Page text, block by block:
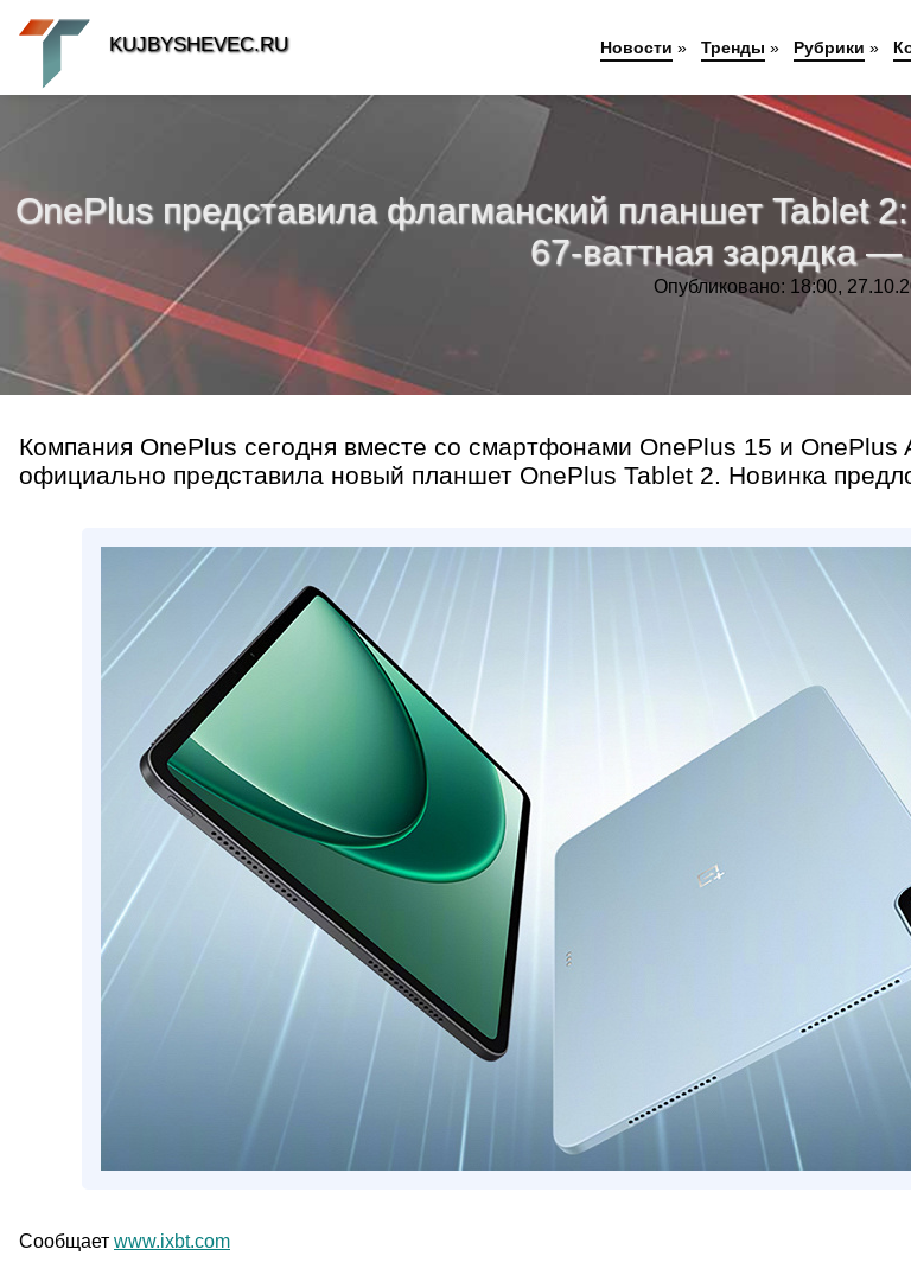
OnePlus представила флагманский планшет Tablet
67-ваттная зарядка —
Опубликовано: 18:00,
Компания OnePlus сегодня вместе со смартфонами OnePlus 15 и OnePlus
официально представила новый планшет OnePlus Tablet 2. Новинка
Сообщает www.ixbt.com
KUJBYSHEVEC.RU Новости » Тренды » Рубрики »